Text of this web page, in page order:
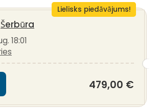
Lielisks piedāvājums!
Šerbūra
18:01
479,00 €